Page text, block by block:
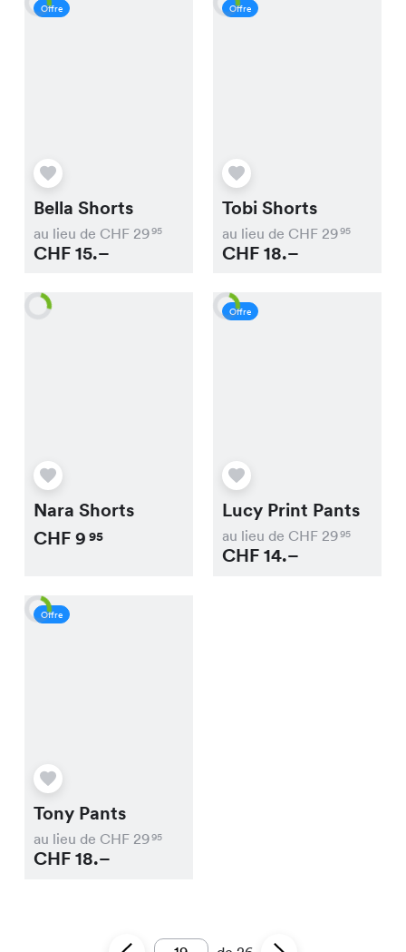
Offre
Bella Shorts
au lieu de CHF 2995
CHF15.–
Offre
Tobi Shorts
au lieu de CHF 2995
CHF18.–
Nara Shorts
CHF9 95
Offre
Lucy Print Pants
au lieu de CHF 2995
CHF14.–
Offre
Tony Pants
au lieu de CHF 2995
CHF18.–